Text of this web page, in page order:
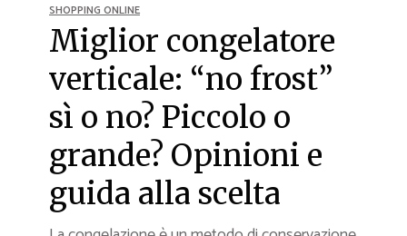
SHOPPING ONLINE
Miglior congelatore
verticale: “no frost”
sì o no? Piccolo o
grande? Opinioni e
guida alla scelta